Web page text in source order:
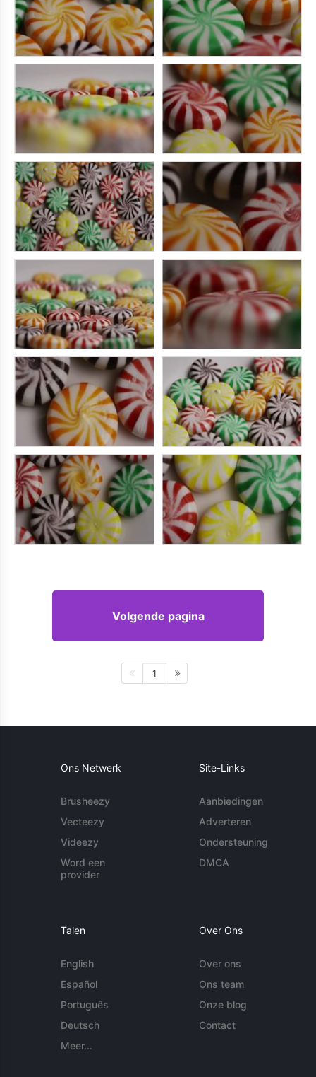
Volgende pagina
1
Ons Netwerk
Brusheezy
Vecteezy
Videezy
Word een
provider
Site-Links
Aanbiedingen
Adverteren
Ondersteuning
DMCA
Talen
English
Español
Português
Deutsch
Meer...
Over Ons
Over ons
Ons team
Onze blog
Contact